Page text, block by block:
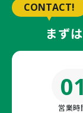
CONTACT!
まず
営業